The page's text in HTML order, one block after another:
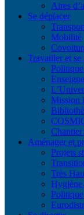
Aires
Se déplacer
Mobilité
Travailler et se
Mission
Chantier
Aménager et
Projets
Très
Hygiène